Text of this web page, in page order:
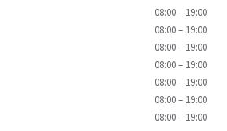
08:00– 19:00
08:00– 19:00
08:00– 19:00
08:00– 19:00
08:00– 19:00
08:00– 19:00
08:00– 19:00